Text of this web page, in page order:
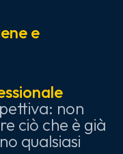
e
non
ciò che è già
qualsiasi